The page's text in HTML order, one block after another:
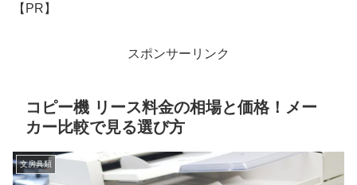
【PR】
スポンサーリンク
コピー機 リース料金の相場と価格！メー
カー比較で見る選び方
文房具類